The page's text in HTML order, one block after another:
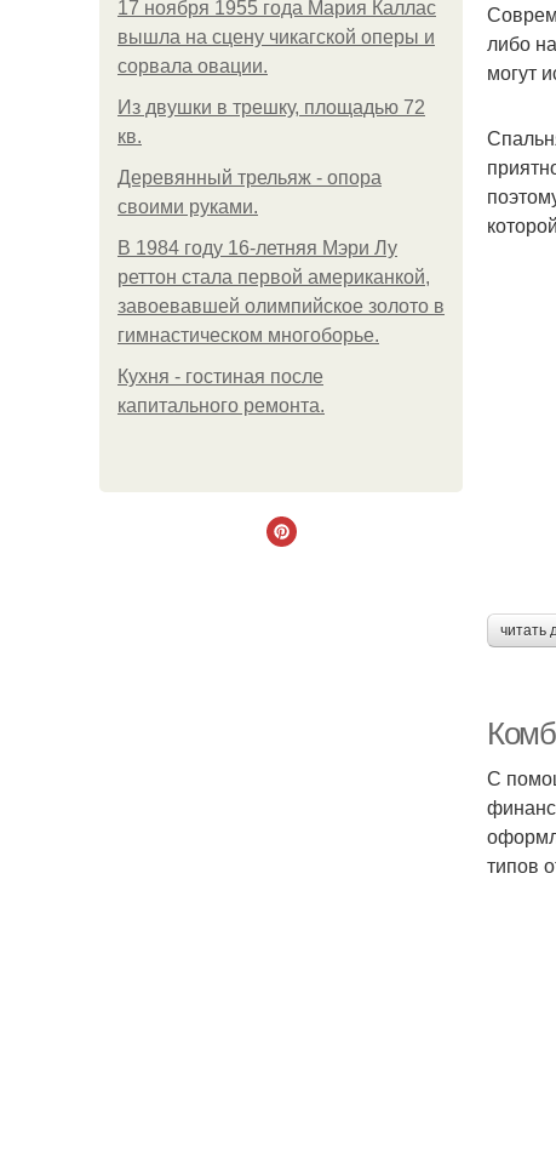
17 ноября 1955 года Мария Каллас
вышла на сцену чикагской оперы и
сорвала овации.
Из двушки в трешку, площадью 72
кв.
Деревянный трельяж - опора
своими руками.
В 1984 году 16-летняя Мэри Лу
реттон стала первой американкой,
завоевавшей олимпийское золото в
гимнастическом многоборье.
Кухня - гостиная после
капитального ремонта.
либо
могут
читать
С
типов